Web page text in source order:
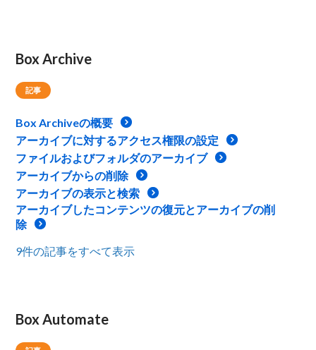
Box Archive
記事
Box Archiveの概要
アーカイブに対するアクセス権限の設定
ファイルおよびフォルダのアーカイブ
アーカイブからの削除
アーカイブの表示と検索
アーカイブしたコンテンツの復元とアーカイブの削
除
9件の記事をすべて表示
Box Automate